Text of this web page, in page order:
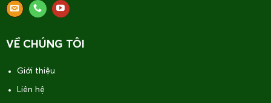
VỀ CHÚNG TÔI
Giới thiệu
Liên hệ